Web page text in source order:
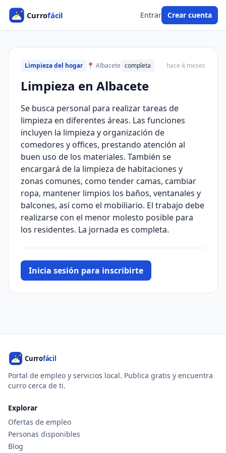
Entrar Crear cuenta
Limpieza del hogar 📍 Albacete completa hace 4 meses
Limpieza en Albacete
Se busca personal para realizar tareas de
limpieza en diferentes áreas. Las funciones
incluyen la limpieza y organización de
comedores y offices, prestando atención al
buen uso de los materiales. También se
encargará de la limpieza de habitaciones y
zonas comunes, como tender camas, cambiar
ropa, mantener limpios los baños, ventanales y
balcones, así como el mobiliario. El trabajo debe
realizarse con el menor molesto posible para
los residentes. La jornada es completa.
Inicia sesión para inscribirte
Portal de empleo y servicios local. Publica gratis y encuentra
curro cerca de ti.
Explorar
Ofertas de empleo
Personas disponibles
Blog